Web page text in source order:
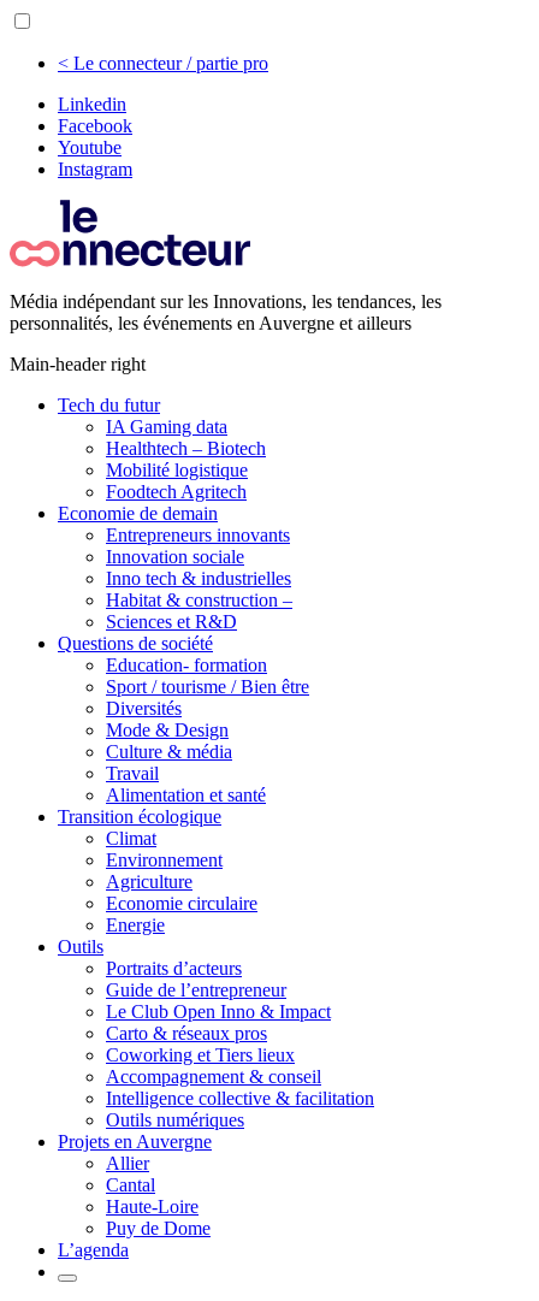
< Le connecteur / partie pro
Linkedin
Facebook
Youtube
Instagram
Média indépendant sur les Innovations, les tendances, les
personnalités, les événements en Auvergne et ailleurs
Main-header right
Tech du futur
IA Gaming data
Healthtech – Biotech
Mobilité logistique
Foodtech Agritech
Economie de demain
Entrepreneurs innovants
Innovation sociale
Inno tech & industrielles
Habitat & construction –
Sciences et R&D
Questions de société
Education- formation
Sport / tourisme / Bien être
Diversités
Mode & Design
Culture & média
Travail
Alimentation et santé
Transition écologique
Climat
Environnement
Agriculture
Economie circulaire
Energie
Outils
Portraits d’acteurs
Guide de l’entrepreneur
Le Club Open Inno & Impact
Carto & réseaux pros
Coworking et Tiers lieux
Accompagnement & conseil
Intelligence collective & facilitation
Outils numériques
Projets en Auvergne
Allier
Cantal
Haute-Loire
Puy de Dome
L’agenda